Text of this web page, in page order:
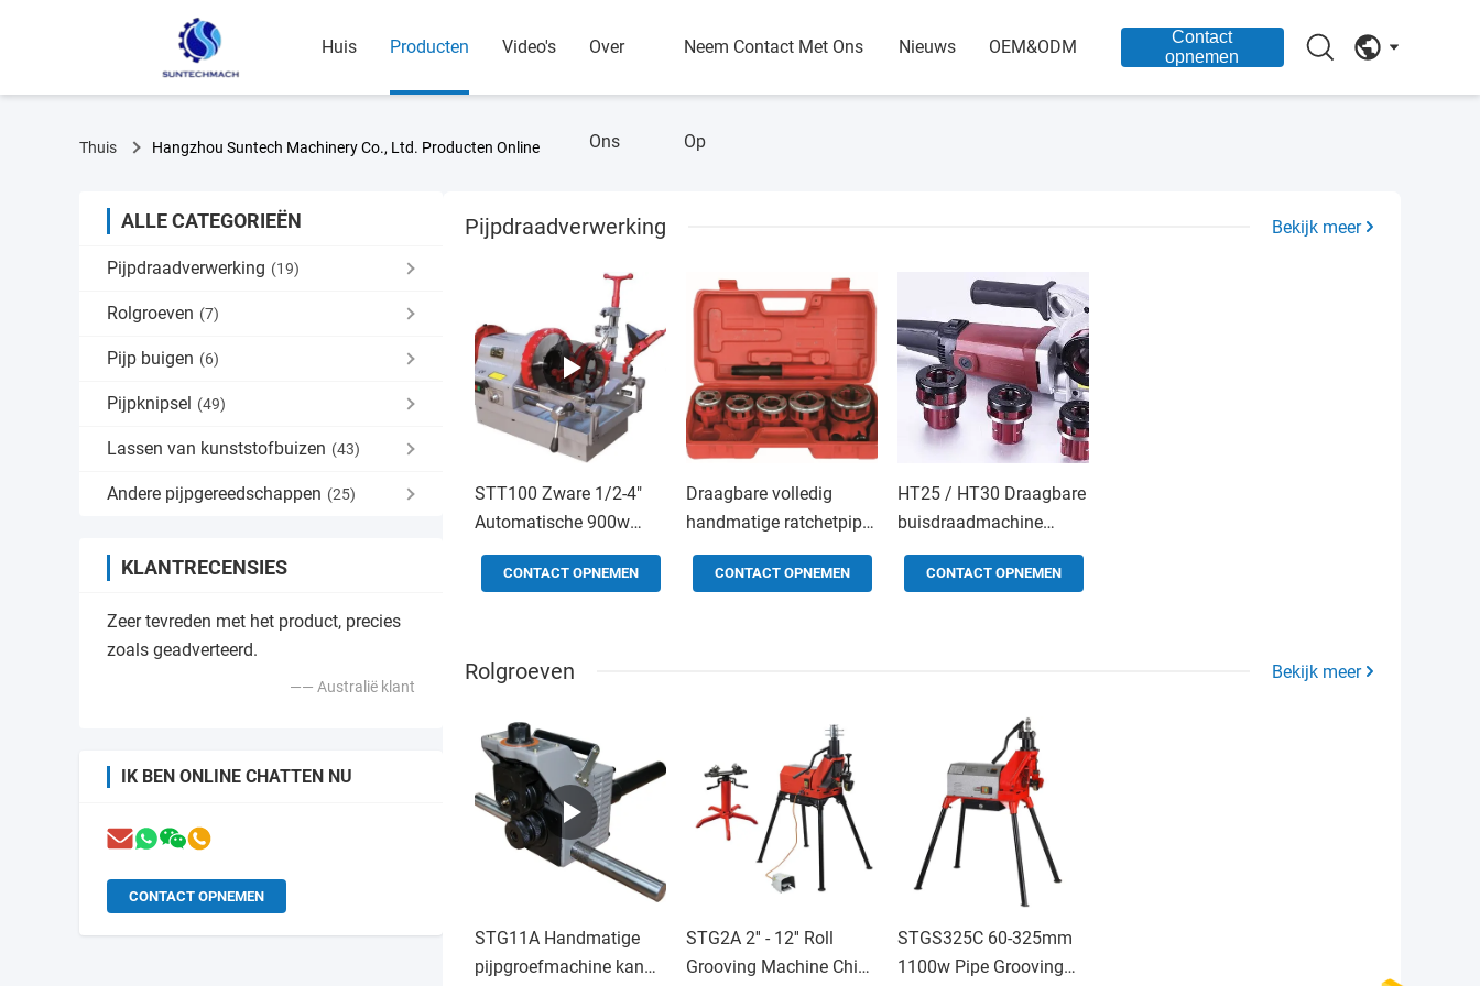
Huis Producten Video's Over
Ons
Neem Contact Met Ons
Op
Nieuws OEM&ODM
Contact
opnemen
Thuis Hangzhou Suntech Machinery Co., Ltd. Producten Online
ALLE CATEGORIEËN
Pijpdraadverwerking (19)
Rolgroeven (7)
Pijp buigen (6)
Pijpknipsel (49)
Lassen van kunststofbuizen (43)
Andere pijpgereedschappen (25)
KLANTRECENSIES
Zeer tevreden met het product, precies
zoals geadverteerd.
—— Australië klant
IK BEN ONLINE CHATTEN NU
CONTACT OPNEMEN
Pijpdraadverwerking Bekijk meer
STT100 Zware 1/2-4"
Automatische 900w
Elektrische Pijpsnij- en
Draadsnijmachine
CONTACT OPNEMEN
Draagbare volledig
handmatige ratchetpipe-
threader met
verschillende maten
CONTACT OPNEMEN
HT25 / HT30 Draagbare
buisdraadmachine
Handmatige
ratchetdraadmachine
CONTACT OPNEMEN
Rolgroeven Bekijk meer
STG11A Handmatige
pijpgroefmachine kan
STG2A 2'' - 12'' Roll
Grooving Machine China
STGS325C 60-325mm
1100w Pipe Grooving